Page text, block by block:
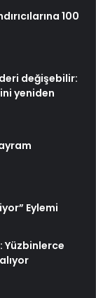
100
değişebilir:
yeniden
Eylemi
Yüzbinlerce